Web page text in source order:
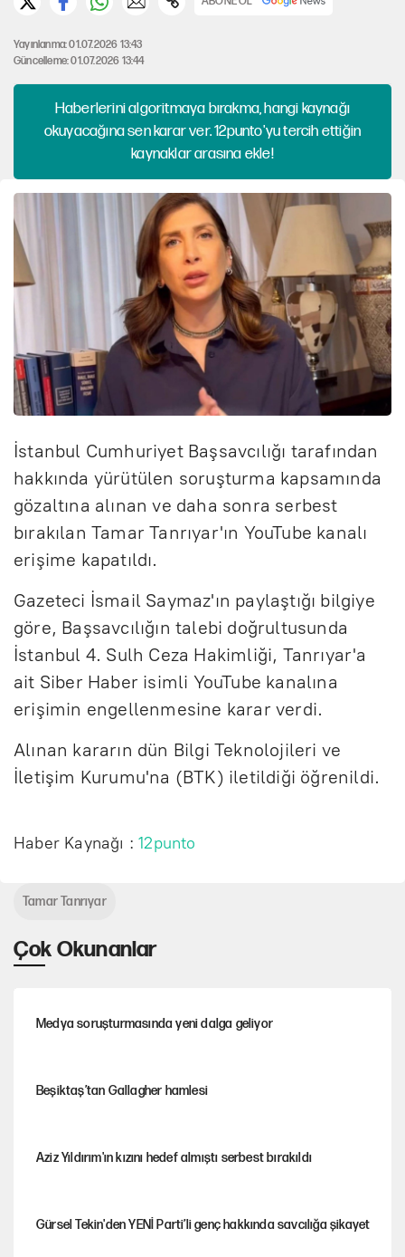
Yayınlanma: 01.07.2026 13:43
Güncelleme: 01.07.2026 13:44
Haberlerini algoritmaya bırakma, hangi kaynağı
okuyacağına sen karar ver. 12punto'yu tercih ettiğin
kaynaklar arasına ekle!
İstanbul Cumhuriyet Başsavcılığı tarafından
hakkında yürütülen soruşturma kapsamında
gözaltına alınan ve daha sonra serbest
bırakılan Tamar Tanrıyar'ın YouTube kanalı
erişime kapatıldı.
Gazeteci İsmail Saymaz'ın paylaştığı bilgiye
göre, Başsavcılığın talebi doğrultusunda
İstanbul 4. Sulh Ceza Hakimliği, Tanrıyar'a
ait Siber Haber isimli YouTube kanalına
erişimin engellenmesine karar verdi.
Alınan kararın dün Bilgi Teknolojileri ve
İletişim Kurumu'na (BTK) iletildiği öğrenildi.
Haber Kaynağı :12punto
Çok Okunanlar
Medya soruşturmasında yeni dalga geliyor
Beşiktaş’tan Gallagher hamlesi
Aziz Yıldırım'ın kızını hedef almıştı serbest bırakıldı
Gürsel Tekin'den YENİ Parti’li genç hakkında savcılığa şikayet
Tamar Tanrıyar